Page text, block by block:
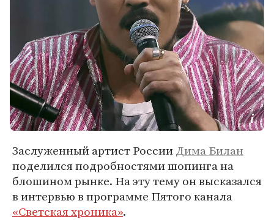
Заслуженный артист РоссииДима Билан
поделился подробностями шопинга на
блошином рынке. На эту тему он высказался
в интервью в программе Пятого канала
«Светская хроника».